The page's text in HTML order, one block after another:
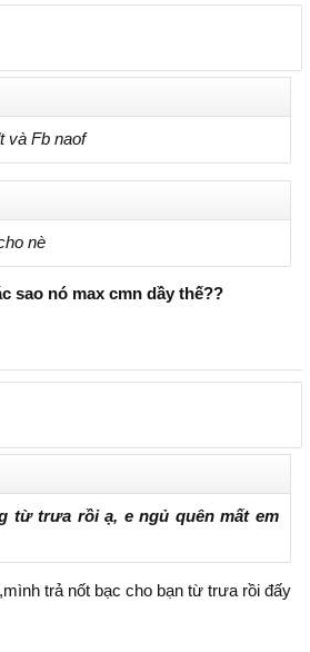
và Fb naof
nè
sao nó max cmn dầy thế??
từ trưa rồi ạ, e ngủ quên mất em
trả nốt bạc cho bạn từ trưa rồi đấy